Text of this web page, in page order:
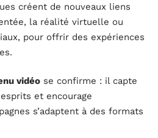
créent de nouveaux liens
la réalité virtuelle ou
pour offrir des expériences
vidéo se confirme : il capte
et encourage
s’adaptent à des formats